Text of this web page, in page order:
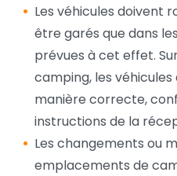
Les véhicules doivent
être garés que dans
prévues à cet effet.
camping, les
manière correcte,
instructions de la
Les changements ou
emplacements de